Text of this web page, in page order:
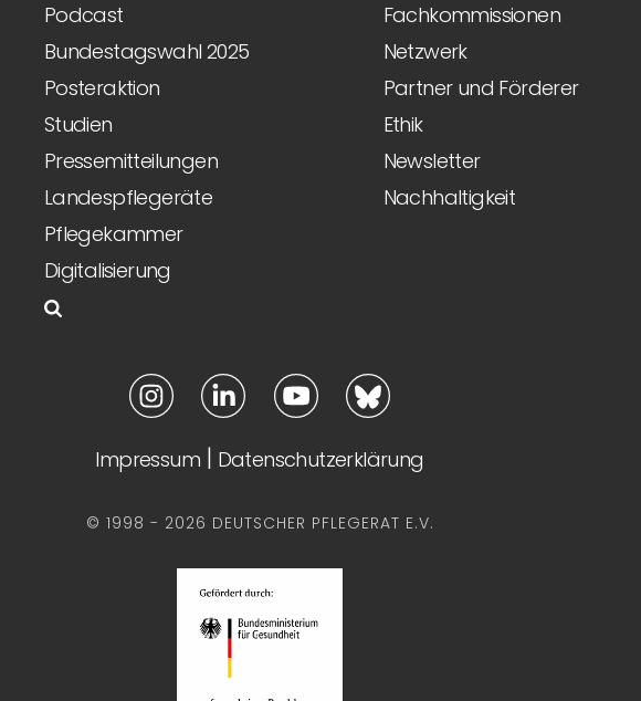
Podcast
Bundestagswahl 2025
Posteraktion
Studien
Pressemitteilungen
Landespflegeräte
Pflegekammer
Digitalisierung
Fachkommissionen
Netzwerk
Partner und Förderer
Ethik
Newsletter
Nachhaltigkeit
Impressum | Datenschutzerklärung
© 1998 - 2026 DEUTSCHER PFLEGERAT E.V.